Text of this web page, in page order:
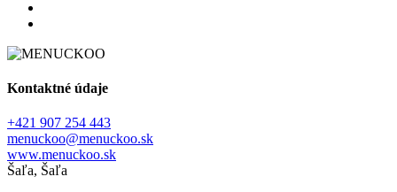
Kontaktné údaje
+421 907 254 443
menuckoo@menuckoo.sk
www.menuckoo.sk
Šaľa, Šaľa